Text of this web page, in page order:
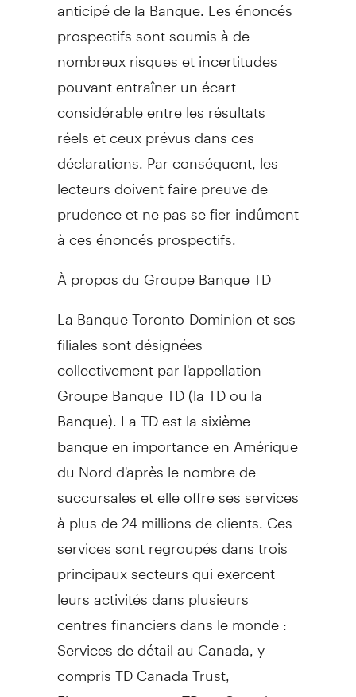
prospectifs sont soumis à de
nombreux risques et incertitudes
pouvant entraîner un écart
considérable entre les résultats
réels et ceux prévus dans ces
déclarations. Par conséquent, les
lecteurs doivent faire preuve de
prudence et ne pas se fier indûment
à ces énoncés prospectifs.
À propos du Groupe Banque TD
La Banque Toronto-Dominion et ses
filiales sont désignées
collectivement par l'appellation
Groupe Banque TD (la TD ou la
Banque). La TD est la sixième
banque en importance en Amérique
du Nord d'après le nombre de
succursales et elle offre ses services
à plus de 24 millions de clients. Ces
services sont regroupés dans trois
principaux secteurs qui exercent
leurs activités dans plusieurs
centres financiers dans le monde :
Services de détail au Canada , y
compris TD Canada Trust,